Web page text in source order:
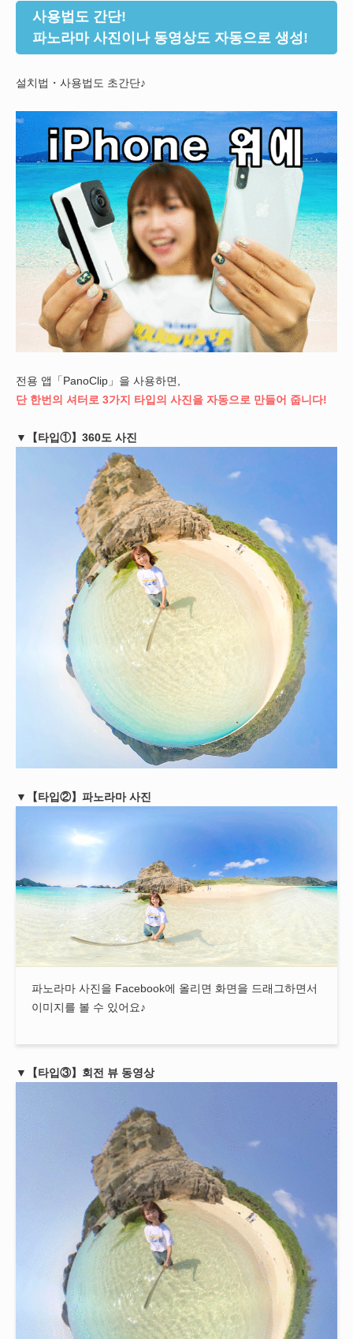
사용법도 간단!
파노라마 사진이나 동영상도 자동으로 생성!
설치법・사용법도 초간단♪
전용 앱「PanoClip」을 사용하면,
단 한번의 셔터로 3가지 타입의 사진을 자동으로 만들어 줍니다!
▼【타입①】360도 사진
▼【타입②】파노라마 사진
파노라마 사진을 Facebook에 올리면 화면을 드래그하면서
이미지를 볼 수 있어요♪
▼【타입③】회전 뷰 동영상